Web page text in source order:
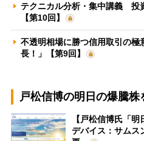
テクニカル分析・集中講義 投
【第10回】
不透明相場に勝つ信用取引の
長！」【第9回】
戸松信博の明日の爆騰株
【戸松信博氏「
デバイス：サムス